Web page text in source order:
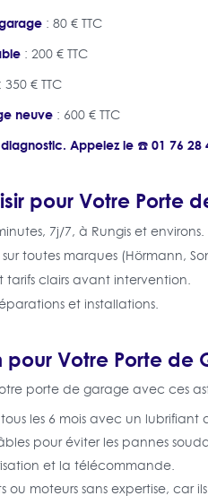
: 80 € TTC
: 200 € TTC
€ TTC
neuve: 600 € TTC
Appelez le ☎️ 01 76 28
pour Votre Porte
7j/7, à Rungis et environs.
toutes marques (Hörmann,
tarifs clairs avant intervention.
et installations.
pour Votre Porte de
porte de garage avec ces
tous les 6 mois avec un
pour éviter les pannes
et la télécommande.
ou moteurs sans expertise, car